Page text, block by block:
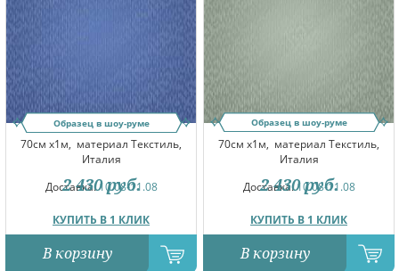
Образец в шоу-руме
70см x1м, материал Текстиль,
Италия
Доставка:10.08-11.08
КУПИТЬ В 1 КЛИК
2 430 руб.
В корзину
Образец в шоу-руме
70см x1м, материал Текстиль,
Италия
Доставка:10.08-11.08
КУПИТЬ В 1 КЛИК
2 430 руб.
В корзину